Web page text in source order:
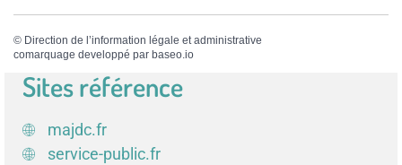
© Direction de l’information légale et administrative
comarquage developpé par baseo.io
Sites référence
majdc.fr
service-public.fr